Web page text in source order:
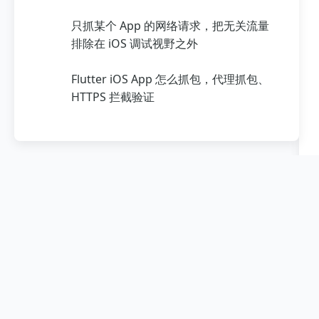
只抓某个 App 的网络请求，把无关流量
排除在 iOS 调试视野之外
Flutter iOS App 怎么抓包，代理抓包、
HTTPS 拦截验证